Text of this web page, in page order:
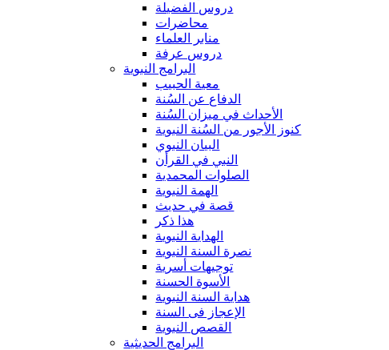
دروس الفضيلة
محاضرات
منابر العلماء
دروس عرفة
البرامج النبوية
معية الحبيب
الدفاع عن السُنة
الأحداث في ميزان السُنة
كنوز الأجور من السُنة النبوية
البيان النبوي
النبي في القرأن
الصلوات المحمدية
الهمة النبوية
قصة في حديث
هذا ذكر
الهداية النبوية
نصرة السنة النبوية
توجيهات أسرية
الأسوة الحسنة
هداية السنة النبوية
الإعجاز فى السنة
القصص النبوية
البرامج الحديثية